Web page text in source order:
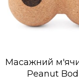
Масажний
Peanut
0out
of
5
ПРИДБАТИ
Add to Wishlist